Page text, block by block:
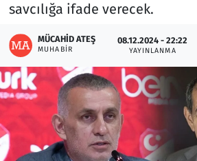
savcılığa ifade verecek.
MÜCAHID ATEŞ
MUHABIR
08.12.2024 - 22:22
YAYINLANMA
Otomobil
Oyun
Ramazan
Resmi İlanlar
Rüya Tabirleri